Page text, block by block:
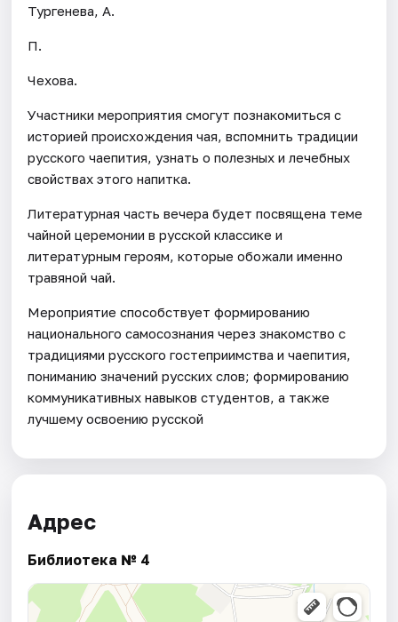
Тургенева, А.
П.
Чехова.
Участники мероприятия смогут познакомиться с
историей происхождения чая, вспомнить традиции
русского чаепития, узнать о полезных и лечебных
свойствах этого напитка.
Литературная часть вечера будет посвящена теме
чайной церемонии в русской классике и
литературным героям, которые обожали именно
травяной чай.
Мероприятие способствует формированию
национального самосознания через знакомство с
традициями русского гостеприимства и чаепития,
пониманию значений русских слов; формированию
коммуникативных навыков студентов, а также
лучшему освоению русской
Адрес
Библиотека № 4